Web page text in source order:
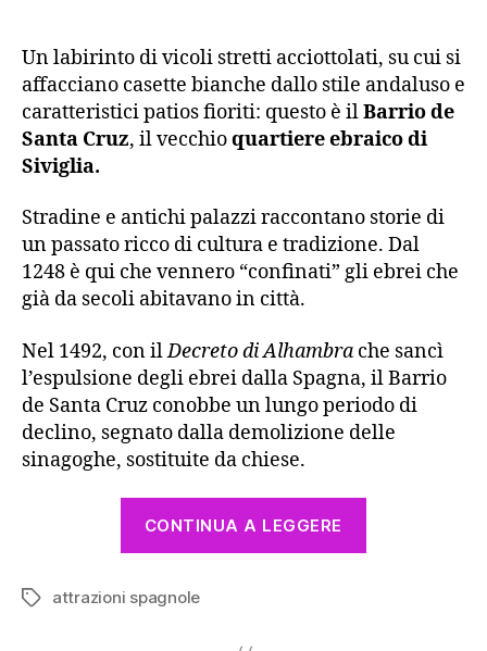
Un labirinto di vicoli stretti acciottolati, su cui si
affacciano casette bianche dallo stile andaluso e
caratteristici patios fioriti: questo è ilBarrio de
Santa Cruz, il vecchioquartiere ebraico di
Siviglia.
Stradine e antichi palazzi raccontano storie di
un passato ricco di cultura e tradizione. Dal
1248 è qui che vennero “confinati” gli ebrei che
già da secoli abitavano in città.
Nel 1492, con ilDecreto di Alhambra che sancì
l’espulsione degli ebrei dalla Spagna, il Barrio
de Santa Cruz conobbe un lungo periodo di
declino, segnato dalla demolizione delle
sinagoghe, sostituite da chiese.
CONTINUA A LEGGERE
Tag attrazioni spagnole